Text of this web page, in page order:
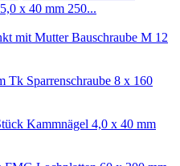
x 40 mm 250...
Bauschraube M 12
Tk Sparrenschraube 8 x 160
Kammnägel 4,0 x 40 mm